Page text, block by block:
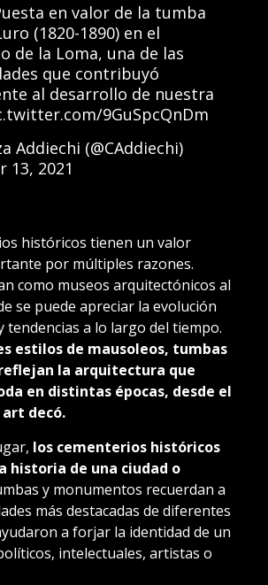
en valor de la tumba
(1820-1890) en el
de la Loma, una de las
que contribuyó
al desarrollo de nuestra
9GuSpcQnDm
Addiechi (@CAddiechi)
13, 2021
históricos tienen un valor
por múltiples razones.
como museos arquitectónicos al
se puede apreciar la evolución
tendencias a lo largo del tiempo.
estilos de mausoleos, tumbas
la arquitectura que
en distintas épocas, desde el
decó.
los cementerios históricos
historia de una ciudad o
y monumentos recuerdan a
más destacadas de diferentes
a forjar la identidad de un
intelectuales, artistas o